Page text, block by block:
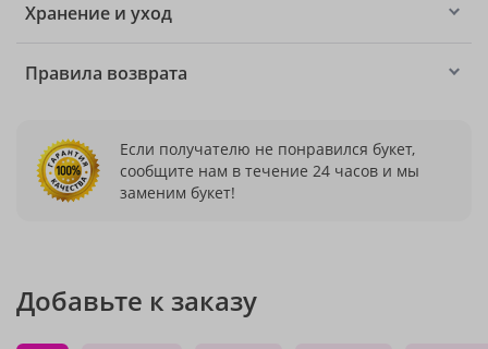
Хранение и уход
Правила возврата
Если получателю не понравился букет,
сообщите нам в течение 24 часов и мы
заменим букет!
Добавьте к заказу